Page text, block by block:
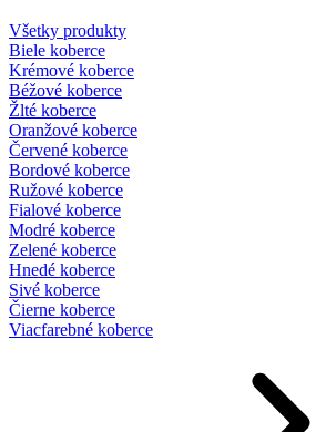
Všetky produkty
Biele koberce
Krémové koberce
Béžové koberce
Žlté koberce
Oranžové koberce
Červené koberce
Bordové koberce
Ružové koberce
Fialové koberce
Modré koberce
Zelené koberce
Hnedé koberce
Sivé koberce
Čierne koberce
Viacfarebné koberce